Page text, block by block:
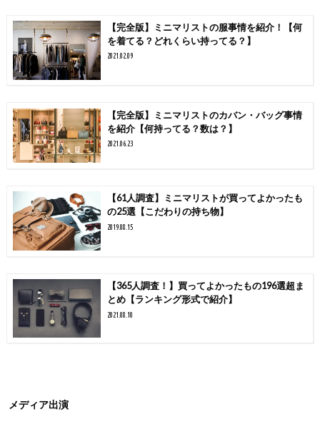
【完全版】ミニマリストの服事情を紹介！【何
を着てる？どれくらい持ってる？】
2021.02.09
【完全版】ミニマリストのカバン・バッグ事情
を紹介【何持ってる？数は？】
2021.06.23
【61人調査】ミニマリストが買ってよかったも
の25選【こだわりの持ち物】
2019.08.15
【365人調査！】買ってよかったもの196選超ま
とめ【ランキング形式で紹介】
2021.08.10
メディア出演